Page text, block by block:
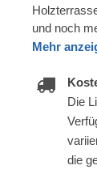
und noch
Mehr
Die
die